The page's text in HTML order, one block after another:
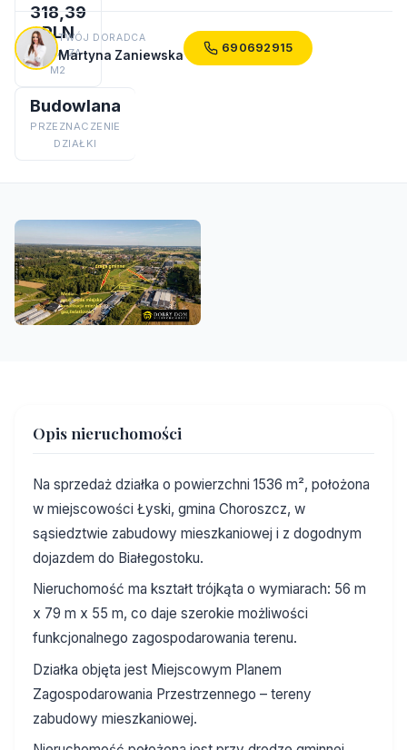
318,39
PLN
CENA ZA
M2
Budowlana
PRZEZNACZENIE
DZIAŁKI
TWÓJ DORADCA
Martyna Zaniewska 690692915
Opis nieruchomości
Na sprzedaż działka o powierzchni 1536 m², położona
w miejscowości Łyski, gmina Choroszcz, w
sąsiedztwie zabudowy mieszkaniowej i z dogodnym
dojazdem do Białegostoku.
Nieruchomość ma kształt trójkąta o wymiarach: 56 m
x 79 m x 55 m, co daje szerokie możliwości
funkcjonalnego zagospodarowania terenu.
Działka objęta jest Miejscowym Planem
Zagospodarowania Przestrzennego – tereny
zabudowy mieszkaniowej.